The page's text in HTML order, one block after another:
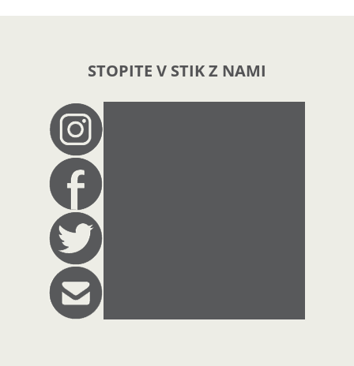
STOPITE V STIK Z NAMI